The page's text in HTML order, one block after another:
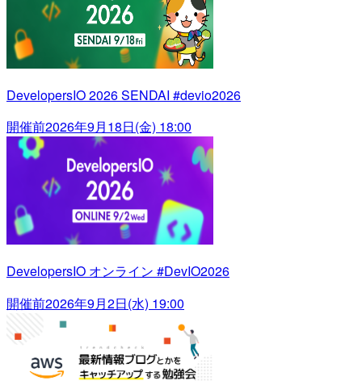
DevelopersIO 2026 SENDAI #devio2026
開催前2026年9月18日(金) 18:00
DevelopersIO オンライン #DevIO2026
開催前2026年9月2日(水) 19:00